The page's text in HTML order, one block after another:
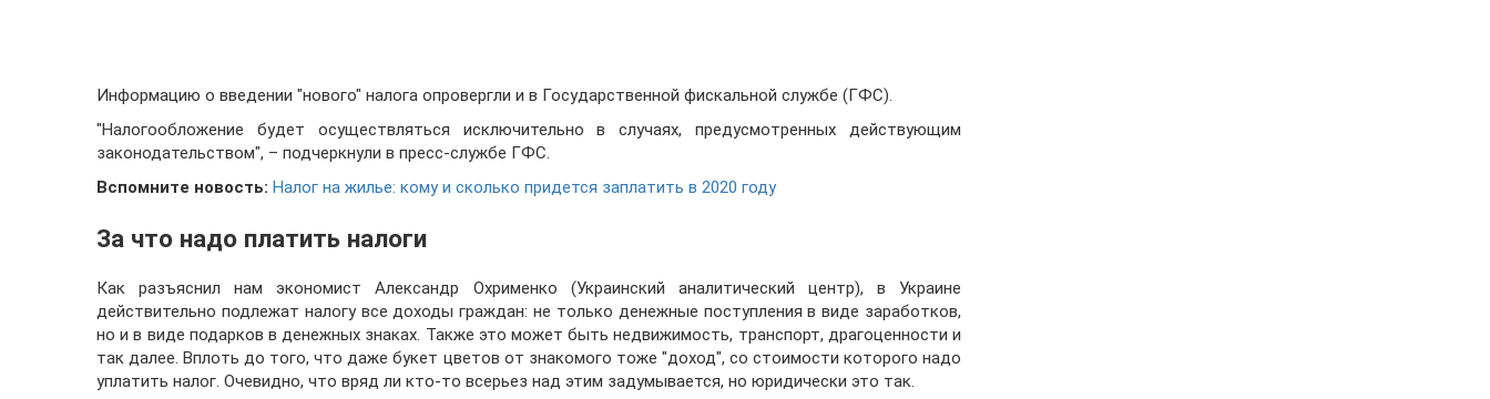
Информацию о введении "нового" налога опровергли и в Государственной фискальной службе (ГФС).
"Налогообложение будет осуществляться исключительно в случаях, предусмотренных действующим
законодательством", – подчеркнули в пресс-службе ГФС.
Вспомните новость: Налог на жилье: кому и сколько придется заплатить в 2020 году
За что надо платить налоги
Как разъяснил нам экономист Александр Охрименко (Украинский аналитический центр), в Украине
действительно подлежат налогу все доходы граждан: не только денежные поступления в виде заработков,
но и в виде подарков в денежных знаках. Также это может быть недвижимость, транспорт, драгоценности и
так далее. Вплоть до того, что даже букет цветов от знакомого тоже "доход", со стоимости которого надо
уплатить налог. Очевидно, что вряд ли кто-то всерьез над этим задумывается, но юридически это так.